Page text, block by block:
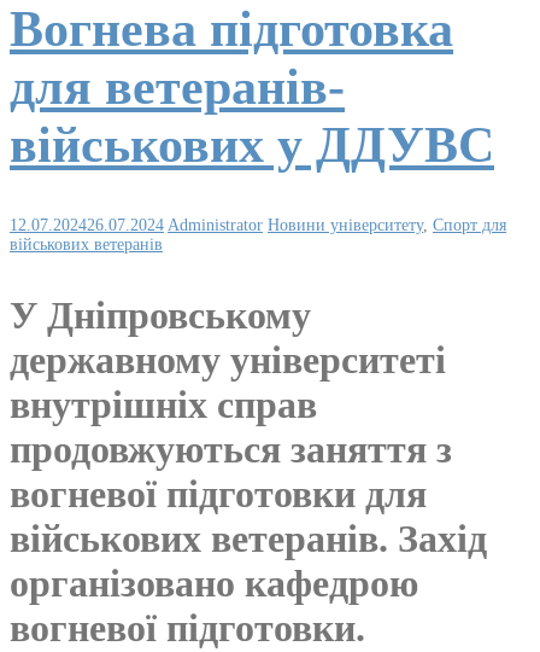
Вогнева підготовка
для ветеранів-
військових у ДДУВС
12.07.202426.07.2024 Administrator Новини університету, Спорт для
військових ветеранів
У Дніпровському
державному університеті
внутрішніх справ
продовжуються заняття з
вогневої підготовки для
військових ветеранів. Захід
організовано кафедрою
вогневої підготовки.